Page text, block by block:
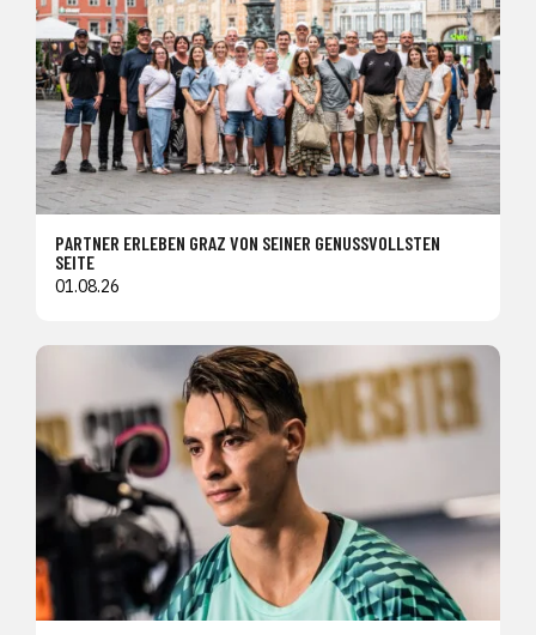
PARTNER ERLEBEN GRAZ VON SEINER GENUSSVOLLSTEN
SEITE
01.08.26